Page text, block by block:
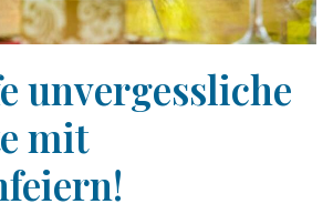
unvergessliche
mit